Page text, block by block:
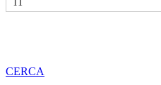
CERCA